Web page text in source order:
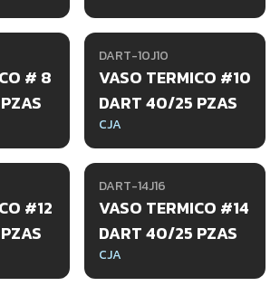
# 8
DART-10J10
VASO TERMICO #10
DART 40/25 PZAS
CJA
#12
DART-14J16
VASO TERMICO #14
DART 40/25 PZAS
CJA